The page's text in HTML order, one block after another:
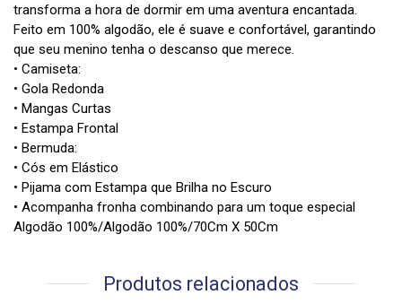
transforma a hora de dormir em uma aventura encantada.
Feito em 100% algodão, ele é suave e confortável, garantindo
que seu menino tenha o descanso que merece.
• Camiseta:
• Gola Redonda
• Mangas Curtas
• Estampa Frontal
• Bermuda:
• Cós em Elástico
• Pijama com Estampa que Brilha no Escuro
• Acompanha fronha combinando para um toque especial
Algodão 100%/Algodão 100%/70Cm X 50Cm
Produtos relacionados